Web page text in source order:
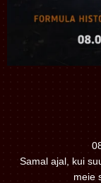
Samal ajal, kui
meie